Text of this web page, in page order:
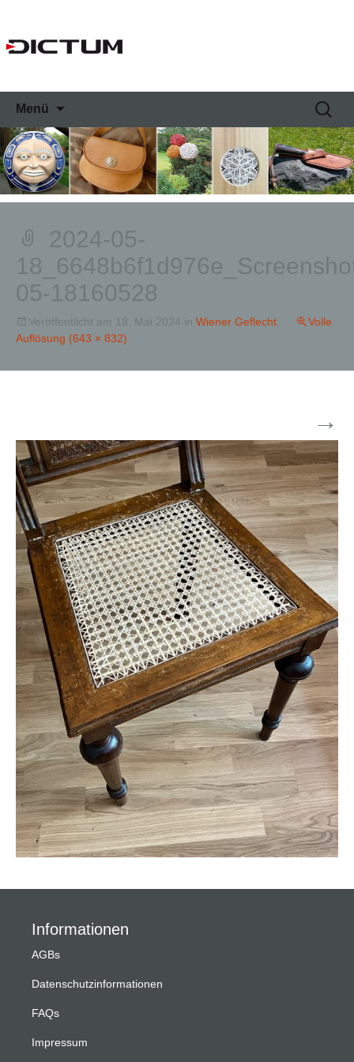
Menü
Inhalt
Suchen
nach:
2024-05-
05-18160528
Veröffentlicht am 18. Mai 2024 in Wiener Geflecht
Volle
Auflösung (643 × 832)
→
Informationen
AGBs
Datenschutzinformationen
FAQs
Impressum